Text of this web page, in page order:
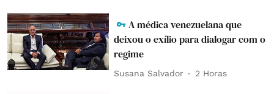
A médica venezuelana que
deixou o exílio para dialogar com o
regime
Susana Salvador 2 Horas